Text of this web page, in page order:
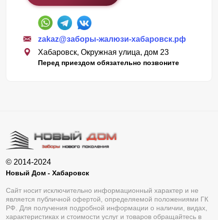
zakaz@заборы-жалюзи-хабаровск.рф
Хабаровск, Окружная улица, дом 23
Перед приездом обязательно позвоните
© 2014-2024
Новый Дом - Хабаровск
Сайт носит исключительно информационный характер и не
является публичной офертой, определяемой положениями ГК
РФ. Для получения подробной информации о наличии, видах,
характеристиках и стоимости услуг и товаров обращайтесь в